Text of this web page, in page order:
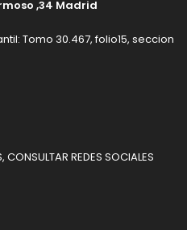
,34 Madrid
Tomo 30.467, folio15, seccion
REDES SOCIALES